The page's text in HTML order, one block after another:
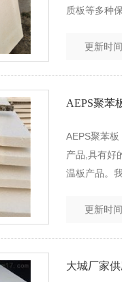
质板等多种
更新时间
AEPS聚苯
AEPS聚苯
产品,具有好
温板产品。
更新时间
大城厂家